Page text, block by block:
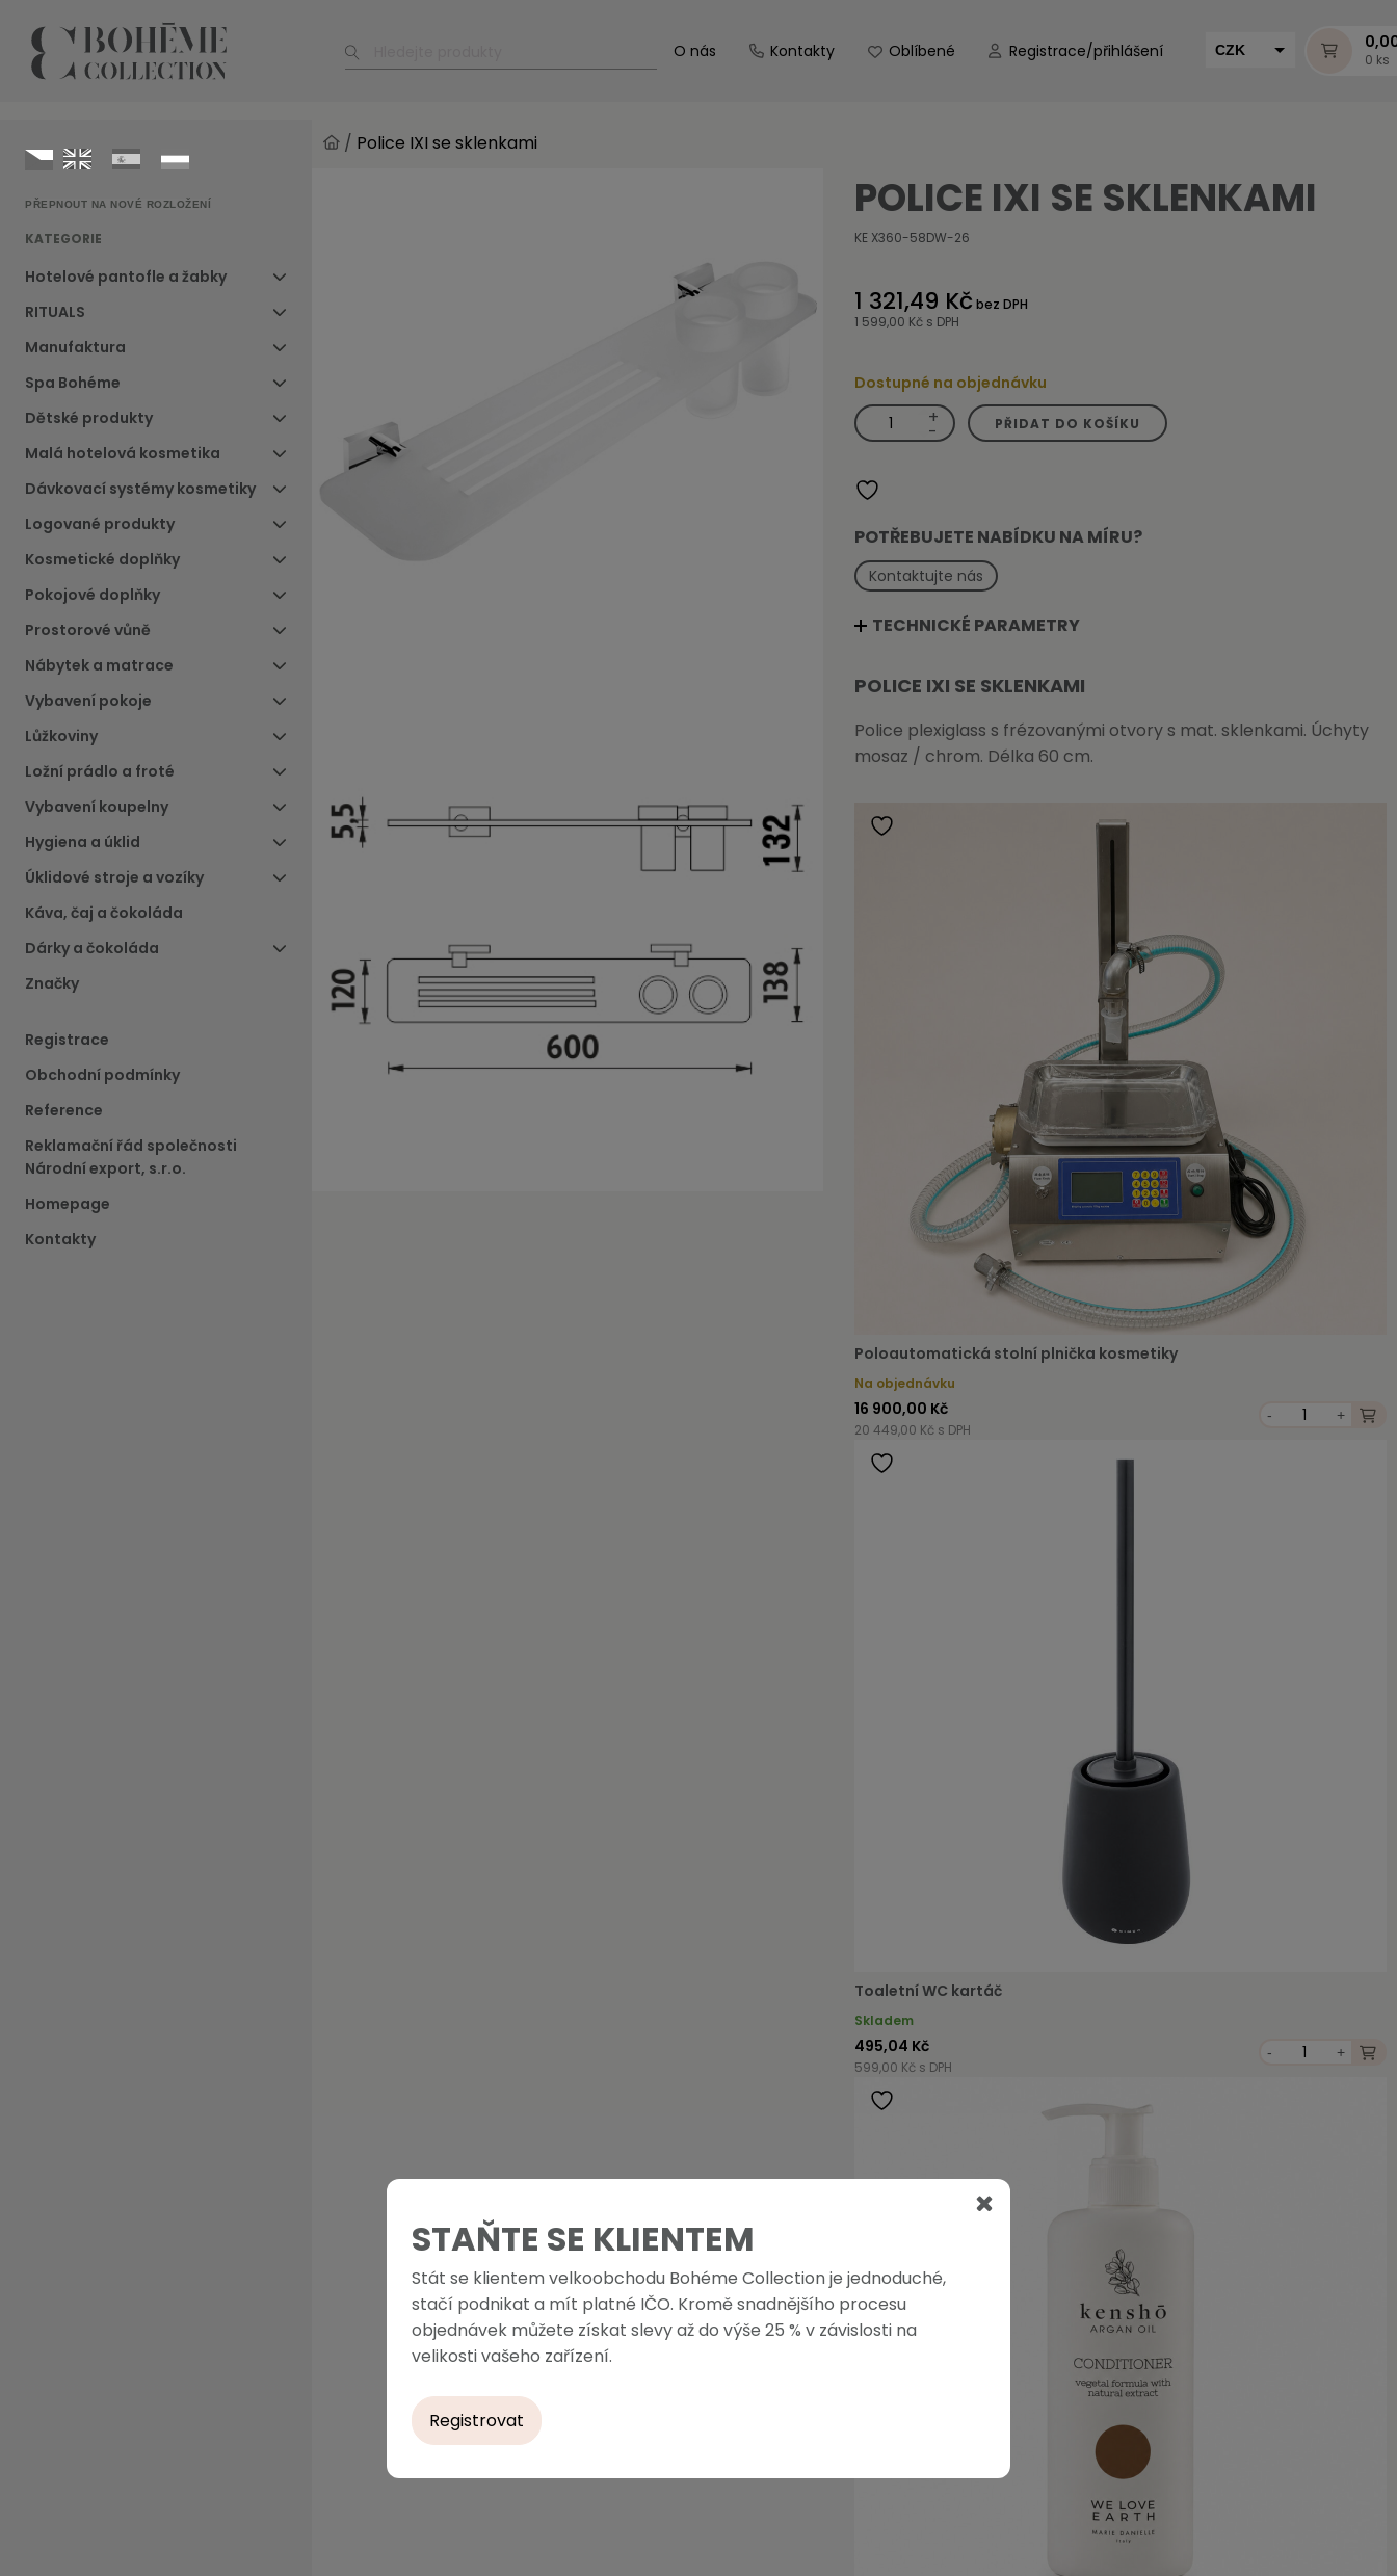
O nás Kontakty Oblíbené Registrace/přihlášení CZK
0 ks
PŘEPNOUT NA NOVÉ ROZLOŽENÍ
KATEGORIE
Hotelové pantofle a žabky
RITUALS
Manufaktura
Spa Bohéme
Dětské produkty
Malá hotelová kosmetika
Dávkovací systémy kosmetiky
Logované produkty
Kosmetické doplňky
Pokojové doplňky
Prostorové vůně
Nábytek a matrace
Vybavení pokoje
Lůžkoviny
Ložní prádlo a froté
Vybavení koupelny
Hygiena a úklid
Úklidové stroje a vozíky
Káva, čaj a čokoláda
Dárky a čokoláda
Značky
Registrace
Obchodní podmínky
Reference
Reklamační řád společnosti
Národní export, s.r.o.
Homepage
Kontakty
/ Police IXI se sklenkami
POLICE IXI SE SKLENKAMI
KE X360-58DW-26
1 321,49 Kč bez DPH
1 599,00 Kč s DPH
Dostupné na objednávku
Police
IXI
se
+
- PŘIDAT DO KOŠÍKU
POTŘEBUJETE NABÍDKU NA MÍRU?
Kontaktujte nás
TECHNICKÉ PARAMETRY
POLICE IXI SE SKLENKAMI
Police plexiglass s frézovanými otvory s mat. sklenkami. Úchyty
mosaz / chrom. Délka 60 cm.
Poloautomatická stolní plnička kosmetiky
Na objednávku
16 900,00 Kč
20 449,00 Kč s DPH
- +
Toaletní WC kartáč
Skladem
495,04 Kč
599,00 Kč s DPH
- +
STAŇTE SE KLIENTEM
Stát se klientem velkoobchodu Bohéme Collection je jednoduché,
stačí podnikat a mít platné IČO. Kromě snadnějšího procesu
objednávek můžete získat slevy až do výše 25 % v závislosti na
velikosti vašeho zařízení.
Registrovat